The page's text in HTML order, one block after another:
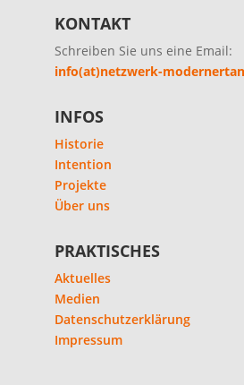
KONTAKT
Schreiben Sie uns eine Email:
info(at)netzwerk-
INFOS
Historie
Intention
Projekte
Über uns
PRAKTISCHES
Aktuelles
Medien
Datenschutzerklärung
Impressum